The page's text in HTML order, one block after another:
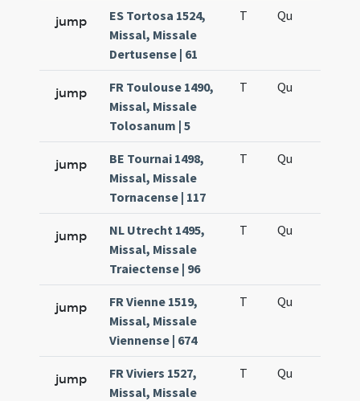
jump
ES Tortosa 1524,
Missal, Missale
Dertusense | 61
T Qu
jump
FR Toulouse 1490,
Missal, Missale
Tolosanum | 5
T Qu
jump
BE Tournai 1498,
Missal, Missale
Tornacense | 117
T Qu
jump
NL Utrecht 1495,
Missal, Missale
Traiectense | 96
T Qu
jump
FR Vienne 1519,
Missal, Missale
Viennense | 674
T Qu
jump
FR Viviers 1527,
Missal, Missale
T Qu